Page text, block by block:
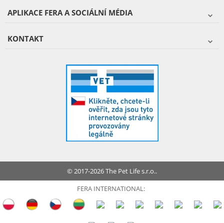
APLIKACE FERA A SOCIÁLNÍ MÉDIA
KONTAKT
© 2017-2026 The Pet Life s.r.o..
FERA INTERNATIONAL: